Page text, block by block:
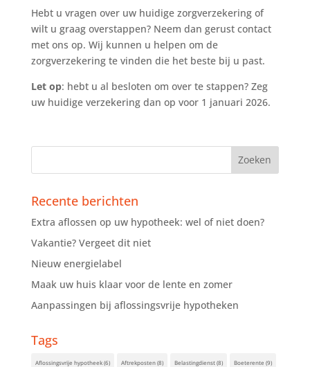
Hebt u vragen over uw huidige zorgverzekering of
wilt u graag overstappen? Neem dan gerust contact
met ons op. Wij kunnen u helpen om de
zorgverzekering te vinden die het beste bij u past.
Let op: hebt u al besloten om over te stappen? Zeg
uw huidige verzekering dan op voor 1 januari 2026.
Recente berichten
Extra aflossen op uw hypotheek: wel of niet doen?
Vakantie? Vergeet dit niet
Nieuw energielabel
Maak uw huis klaar voor de lente en zomer
Aanpassingen bij aflossingsvrije hypotheken
Tags
Aflossingsvrije hypotheek(6) Aftrekposten(8) Belastingdienst(8) Boeterente (9)